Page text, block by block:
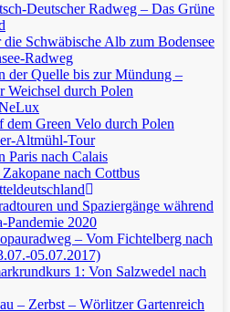
Deutscher Radweg – Das Grüne
die Schwäbische Alb zum Bodensee
Radweg
der Quelle bis zur Mündung –
Weichsel durch Polen
dem Green Velo durch Polen
Altmühl-Tour
Paris nach Calais
nach Cottbus
und Spaziergänge während
Pandemie 2020
– Vom Fichtelberg nach
05.07.2017)
1: Von Salzwedel nach
– Zerbst – Wörlitzer Gartenreich